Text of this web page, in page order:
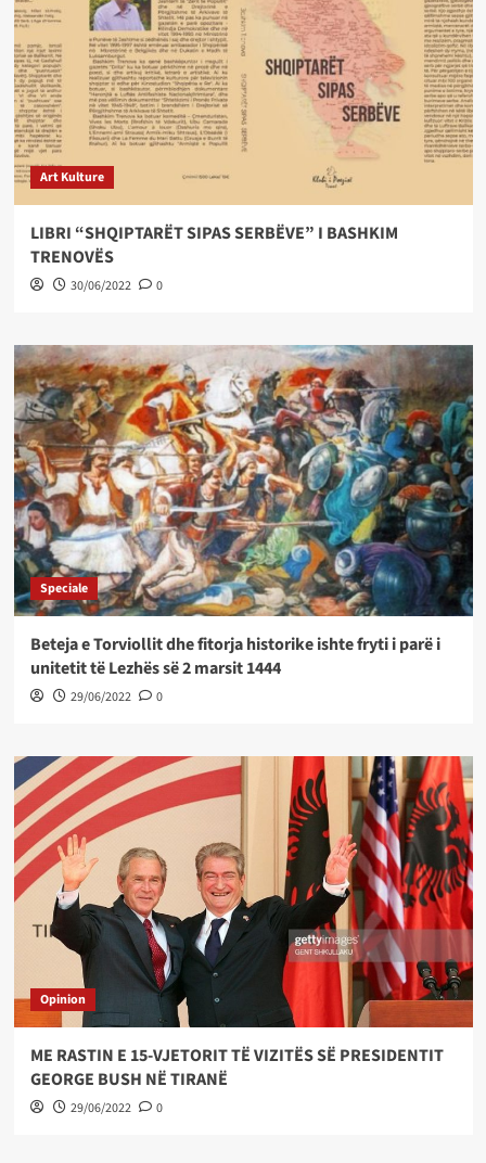
Art Kulture
LIBRI “SHQIPTARËT SIPAS SERBËVE” I BASHKIM
TRENOVËS
30/06/2022 0
Speciale
Beteja e Torviollit dhe fitorja historike ishte fryti i parë i
unitetit të Lezhës së 2 marsit 1444
29/06/2022 0
Opinion
ME RASTIN E 15-VJETORIT TË VIZITËS SË PRESIDENTIT
GEORGE BUSH NË TIRANË
29/06/2022 0